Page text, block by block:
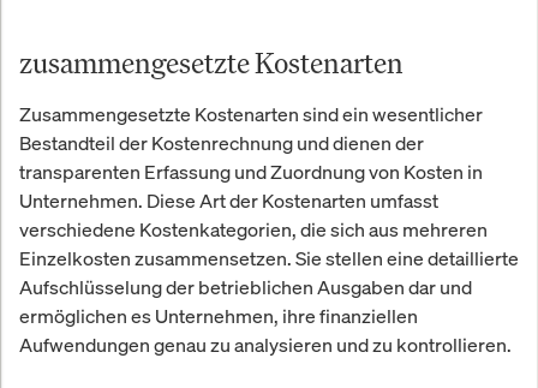
zusammengesetzte Kostenarten
Zusammengesetzte Kostenarten sind ein wesentlicher
Bestandteil der Kostenrechnung und dienen der
transparenten Erfassung und Zuordnung von Kosten in
Unternehmen. Diese Art der Kostenarten umfasst
verschiedene Kostenkategorien, die sich aus mehreren
Einzelkosten zusammensetzen. Sie stellen eine detaillierte
Aufschlüsselung der betrieblichen Ausgaben dar und
ermöglichen es Unternehmen, ihre finanziellen
Aufwendungen genau zu analysieren und zu kontrollieren.